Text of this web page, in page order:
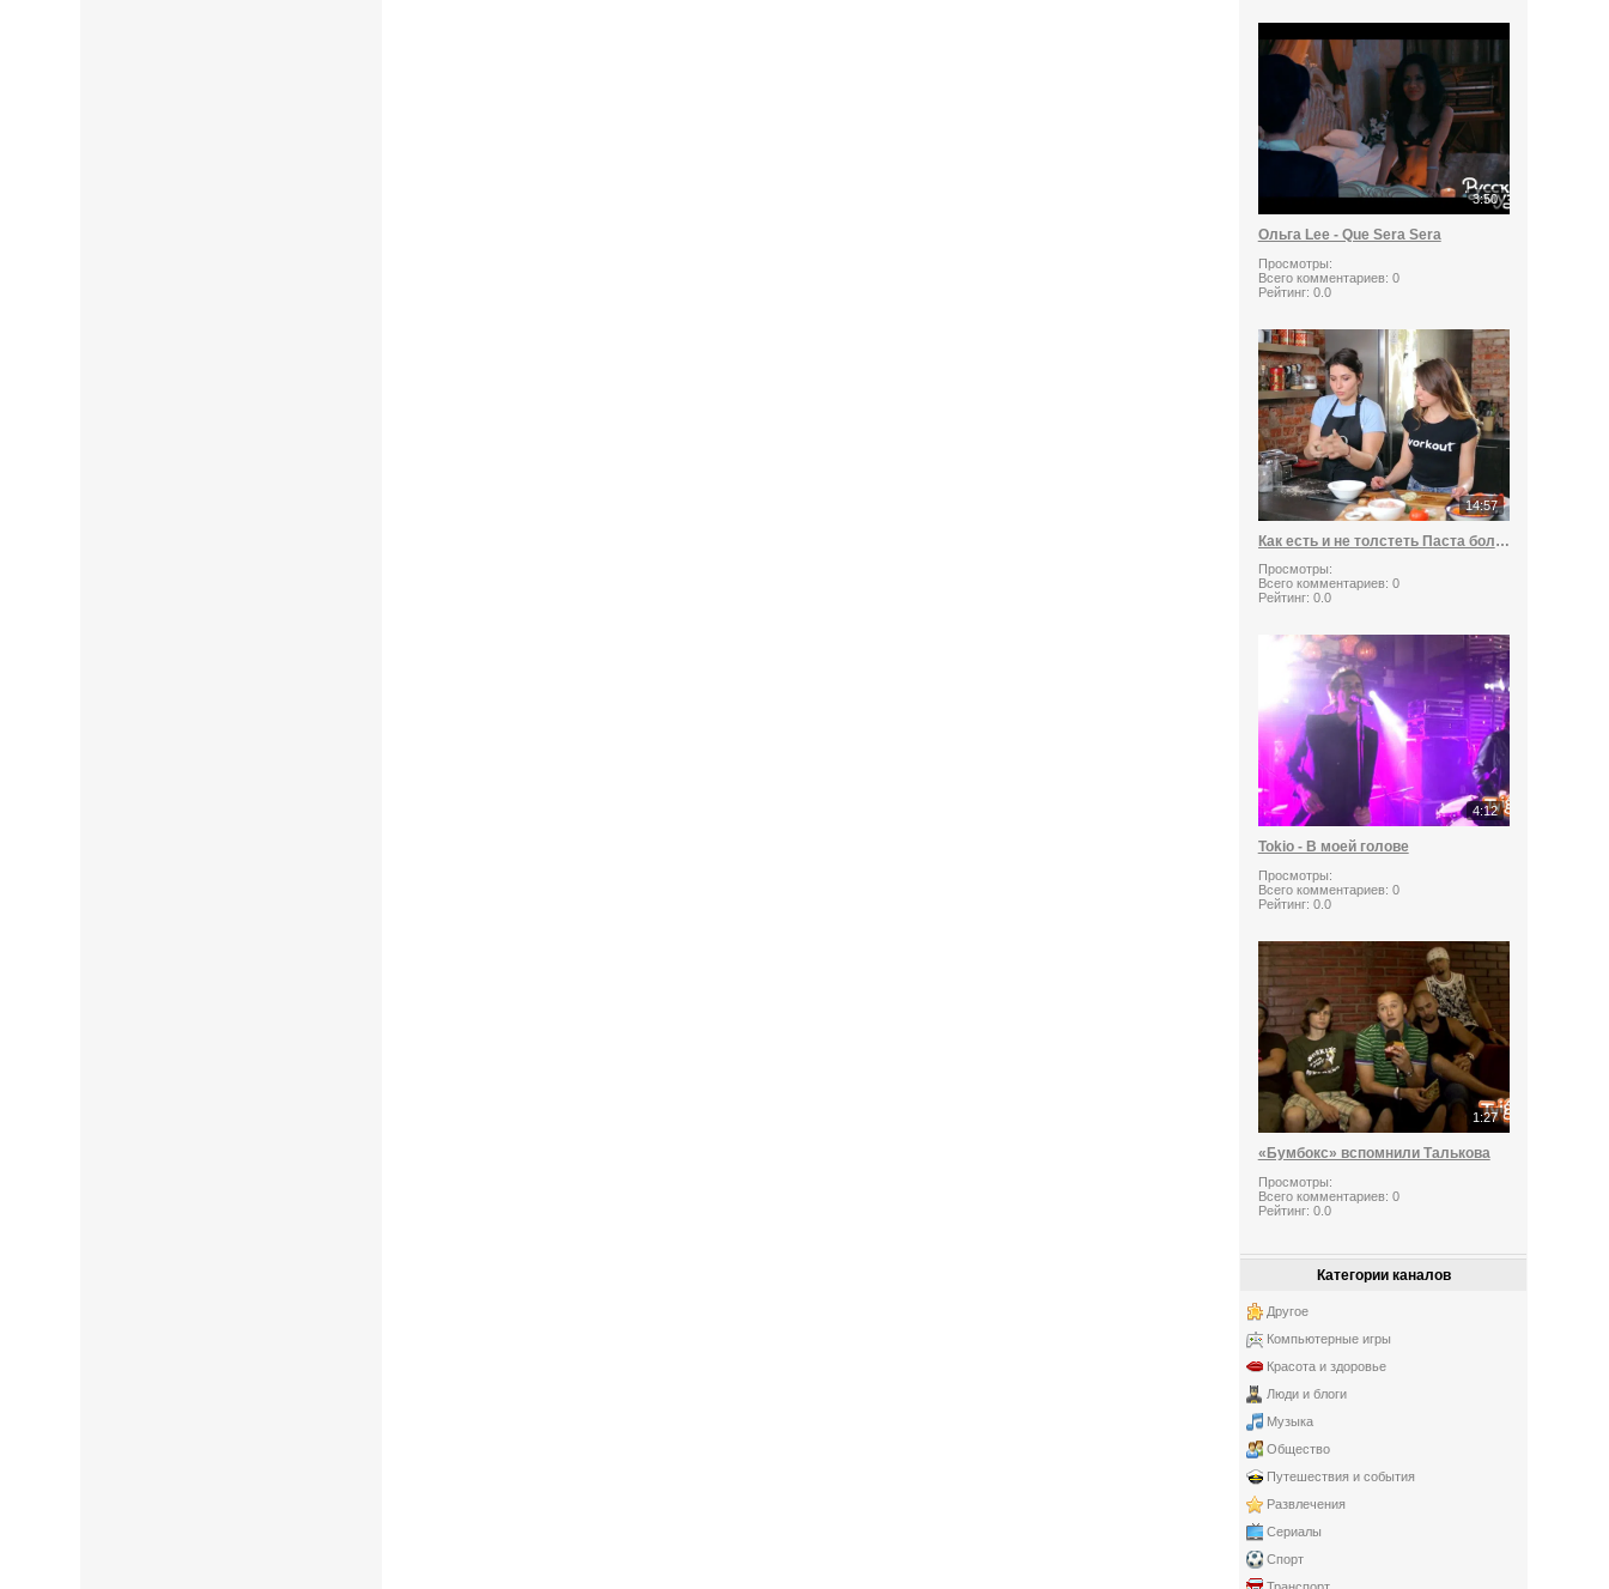
3:50
Ольга Lee - Que Sera Sera
Просмотры:
Всего комментариев: 0
Рейтинг: 0.0
14:57
Как есть и не толстеть Паста болоньезе на 100 ккал
Просмотры:
Всего комментариев: 0
Рейтинг: 0.0
4:12
Tokio - В моей голове
Просмотры:
Всего комментариев: 0
Рейтинг: 0.0
1:27
«Бумбокс» вспомнили Талькова
Просмотры:
Всего комментариев: 0
Рейтинг: 0.0
Категории каналов
Другое
Компьютерные игры
Красота и здоровье
Люди и блоги
Музыка
Общество
Путешествия и события
Развлечения
Сериалы
Спорт